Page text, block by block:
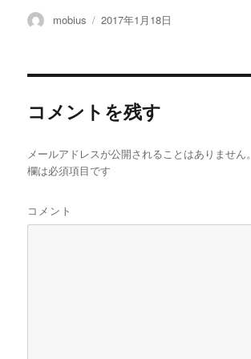
投
mobius
投
2017年1月18日
コメントを残す
メールアドレスが公開されることはありません。
欄は必須項目です
コメント